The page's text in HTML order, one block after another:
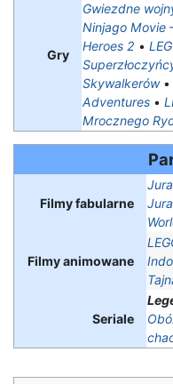
Gry
Gwiezdne
Ninjago Movie
Heroes 2 •
Skywalkerów•
Adventures •
Mrocznego
Filmy fabularne
Filmy animowane
Seriale